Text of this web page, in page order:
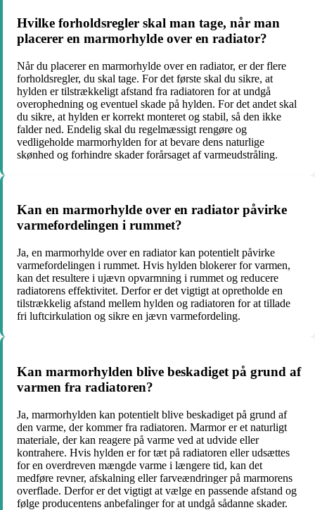
Hvilke forholdsregler skal man tage, når man
placerer en marmorhylde over en radiator?
Når du placerer en marmorhylde over en radiator, er der flere
forholdsregler, du skal tage. For det første skal du sikre, at
hylden er tilstrækkeligt afstand fra radiatoren for at undgå
overophedning og eventuel skade på hylden. For det andet skal
du sikre, at hylden er korrekt monteret og stabil, så den ikke
falder ned. Endelig skal du regelmæssigt rengøre og
vedligeholde marmorhylden for at bevare dens naturlige
skønhed og forhindre skader forårsaget af varmeudstråling.
Kan en marmorhylde over en radiator påvirke
varmefordelingen i rummet?
Ja, en marmorhylde over en radiator kan potentielt påvirke
varmefordelingen i rummet. Hvis hylden blokerer for varmen,
kan det resultere i ujævn opvarmning i rummet og reducere
radiatorens effektivitet. Derfor er det vigtigt at opretholde en
tilstrækkelig afstand mellem hylden og radiatoren for at tillade
fri luftcirkulation og sikre en jævn varmefordeling.
Kan marmorhylden blive beskadiget på grund af
varmen fra radiatoren?
Ja, marmorhylden kan potentielt blive beskadiget på grund af
den varme, der kommer fra radiatoren. Marmor er et naturligt
materiale, der kan reagere på varme ved at udvide eller
kontrahere. Hvis hylden er for tæt på radiatoren eller udsættes
for en overdreven mængde varme i længere tid, kan det
medføre revner, afskalning eller farveændringer på marmorens
overflade. Derfor er det vigtigt at vælge en passende afstand og
følge producentens anbefalinger for at undgå sådanne skader.